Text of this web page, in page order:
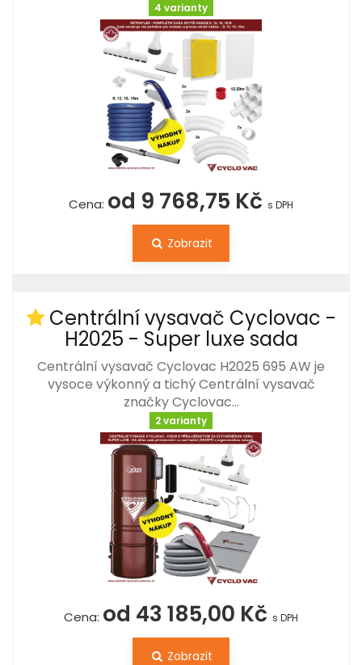
4 varianty
Cena: od 9 768,75 Kč s DPH
Zobrazit
Centrální vysavač Cyclovac -
H2025 - Super luxe sada
Centrální vysavač Cyclovac H2025 695 AW je
vysoce výkonný a tichý Centrální vysavač
značky Cyclovac…
2 varianty
Cena: od 43 185,00 Kč s DPH
Zobrazit